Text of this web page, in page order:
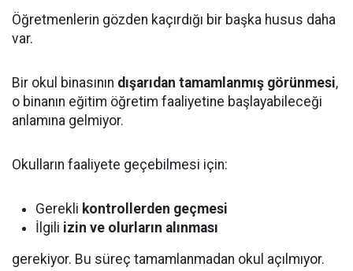
Öğretmenlerin gözden kaçırdığı bir başka husus daha
var.
Bir okul binasının dışarıdan tamamlanmış görünmesi,
o binanın eğitim öğretim faaliyetine başlayabileceği
anlamına gelmiyor.
Okulların faaliyete geçebilmesi için:
Gerekli kontrollerden geçmesi
İlgili izin ve olurların alınması
gerekiyor. Bu süreç tamamlanmadan okul açılmıyor.